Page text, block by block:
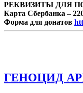
РЕКВИЗИТЫ ДЛЯ
Карта Сбербанка –
Форма для донатов
ГЕНОЦИД